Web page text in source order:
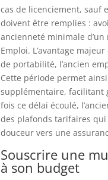
cas de licenciement, sauf
doivent être remplies :
ancienneté minimale
Emploi. L’avantage
de portabilité, l’ancien
Cette période permet
supplémentaire, facilitant
fois ce délai écoulé,
des plafonds tarifaires
douceur vers une
Souscrire une
à son budget